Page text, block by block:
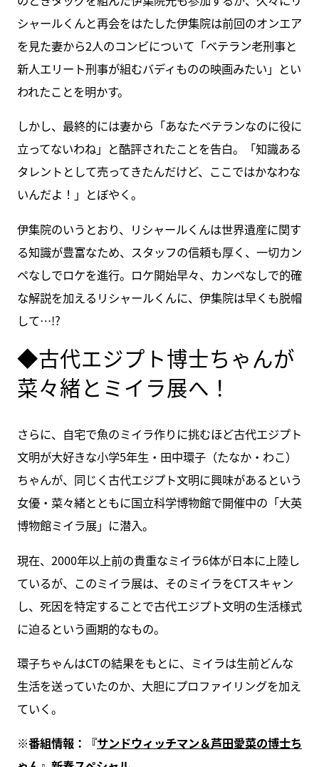
シャールくんと再会をはたした伊集院は前回のオンエア
を見た妻から2人のコンビについて「ベテラン老刑事と
新人エリート刑事が組むバディものの映画みたい」とい
われたことを明かす。
しかし、最終的には妻から「あなたベテランなのに役に
立ってないわね」と酷評されたことを告白。「知識ある
タレントとして売ってきたんだけど、ここではかなわな
いんだよ！」とぼやく。
伊集院のいうとおり、リシャールくんは世界遺産に関す
る知識が豊富なため、スタッフの信頼も厚く、一切カン
ペなしでロケを進行。ロケ開始早々、カンペなしで的確
な解説を加えるリシャールくんに、伊集院は早くも脱帽
して…!?
◆古代エジプト博士ちゃんが
菜々緒とミイラ展へ！
さらに、自宅で魚のミイラ作りに挑むほど古代エジプト
文明が大好きな小学5年生・田中環子（たなか・わこ）
ちゃんが、同じく古代エジプト文明に興味があるという
女優・菜々緒とともに国立科学博物館で開催中の「大英
博物館ミイラ展」に潜入。
現在、2000年以上前の貴重なミイラ6体が日本に上陸し
ているが、このミイラ展は、そのミイラをCTスキャン
し、死因を特定することで古代エジプト文明の生活様式
に迫るという画期的なもの。
環子ちゃんはCTの結果をもとに、ミイラは生前どんな
生活を送っていたのか、大胆にプロファイリングを加え
ていく。
※番組情報：『サンドウィッチマン＆芦田愛菜の博士ち